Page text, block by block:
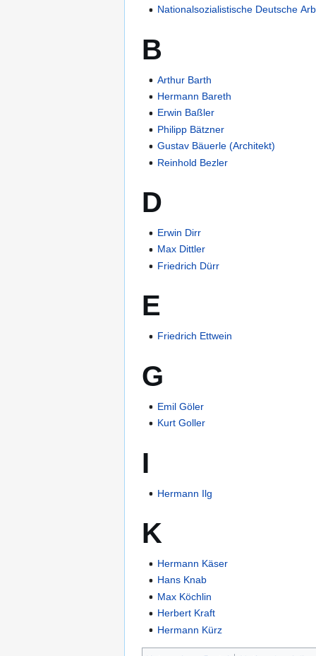
Nationalsozialistische Deutsche
B
Arthur Barth
Hermann Bareth
Erwin Baßler
Philipp Bätzner
Gustav Bäuerle (Architekt)
Reinhold Bezler
D
Erwin Dirr
Max Dittler
Friedrich Dürr
E
Friedrich Ettwein
G
Emil Göler
Kurt Goller
I
Hermann Ilg
K
Hermann Käser
Hans Knab
Max Köchlin
Herbert Kraft
Hermann Kürz